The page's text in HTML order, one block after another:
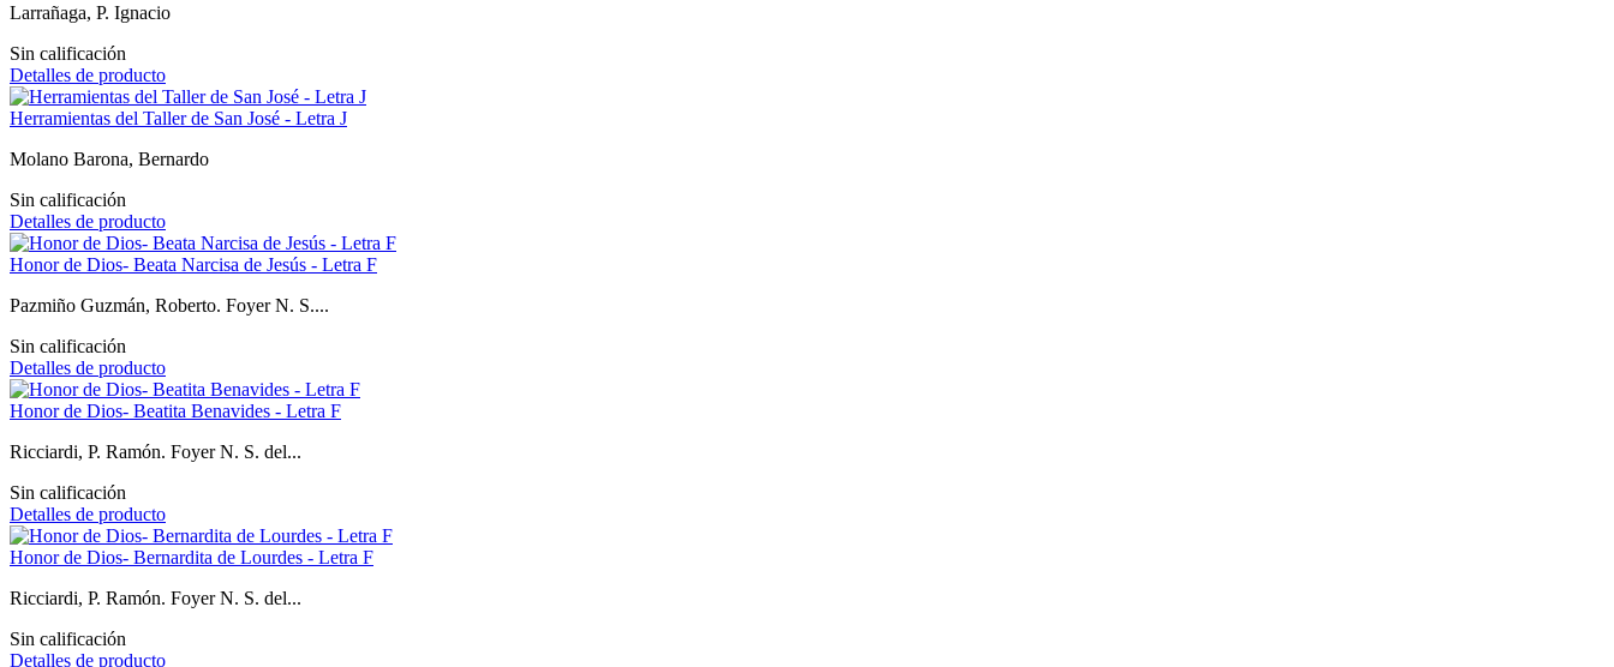
Larrañaga, P. Ignacio
Sin calificación
Detalles de producto
Herramientas del Taller de San José - Letra J
Molano Barona, Bernardo
Sin calificación
Detalles de producto
Honor de Dios- Beata Narcisa de Jesús - Letra F
Pazmiño Guzmán, Roberto. Foyer N. S....
Sin calificación
Detalles de producto
Honor de Dios- Beatita Benavides - Letra F
Ricciardi, P. Ramón. Foyer N. S. del...
Sin calificación
Detalles de producto
Honor de Dios- Bernardita de Lourdes - Letra F
Ricciardi, P. Ramón. Foyer N. S. del...
Sin calificación
Detalles de producto